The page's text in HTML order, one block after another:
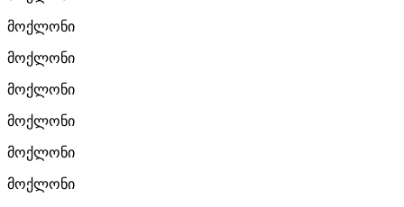
მოქლონი
მოქლონი
მოქლონი
მოქლონი
მოქლონი
მოქლონი